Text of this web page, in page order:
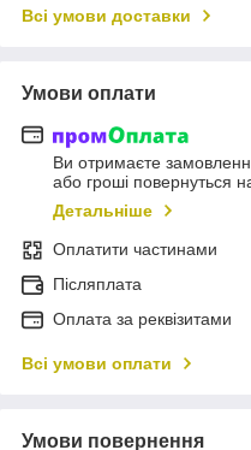
Всі умови доставки
Умови оплати
Ви отримаєте
або гроші повернуться
Детальніше
Оплатити частинами
Післяплата
Оплата за реквізитами
Всі умови оплати
Умови повернення